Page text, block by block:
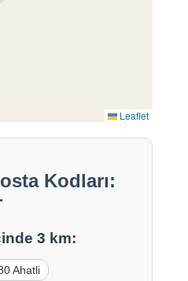
Leaflet
Kodları:
3 km:
Ahatli